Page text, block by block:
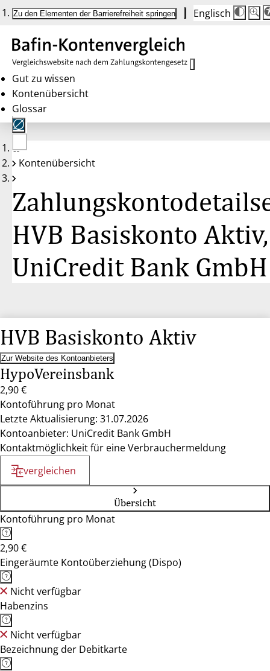
Zu den Elementen der Barrierefreiheit springen Englisch
Die
auf
100
100
Gut zu wissen
Kontenübersicht
Glossar
Keine
Konten
Kontenübersicht
HVB Basiskonto Aktiv,
UniCredit Bank GmbH
HVB Basiskonto Aktiv
Zur Website des Kontoanbieters
HypoVereinsbank
2,90 €
Kontoführung pro Monat
Letzte Aktualisierung: 31.07.2026
Kontoanbieter: UniCredit Bank GmbH
Kontaktmöglichkeit für eine Verbrauchermeldung
vergleichen
Übersicht
Kontoführung pro Monat
2,90 €
Eingeräumte Kontoüberziehung (Dispo)
Nicht verfügbar
Habenzins
Nicht verfügbar
Bezeichnung der Debitkarte